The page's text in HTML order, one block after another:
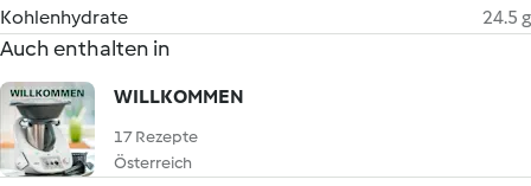
Kohlenhydrate
24.5 g
Auch enthalten in
WILLKOMMEN
17 Rezepte
Österreich